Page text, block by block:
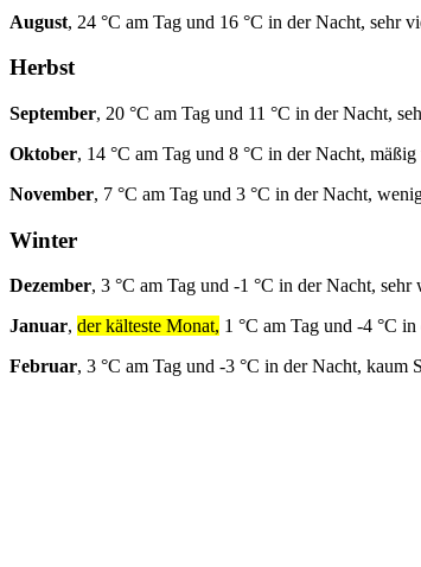
August, 24 °C am Tag und 16 °C in der Nacht, sehr
Herbst
September, 20 °C am Tag und 11 °C in der Nacht,
Oktober, 14 °C am Tag und 8 °C in der Nacht,
November, 7 °C am Tag und 3 °C in der Nacht,
Winter
Dezember, 3 °C am Tag und -1 °C in der Nacht,
Januar, der kälteste Monat, 1 °C am Tag und -4 °C
Februar, 3 °C am Tag und -3 °C in der Nacht, kaum